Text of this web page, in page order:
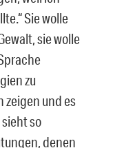
Sie wolle
sie wolle
zu
zeigen und es
so
denen